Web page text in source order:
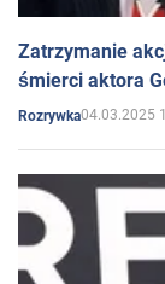
Zatrzymanie
śmierci aktora
Rozrywka04.03.2025